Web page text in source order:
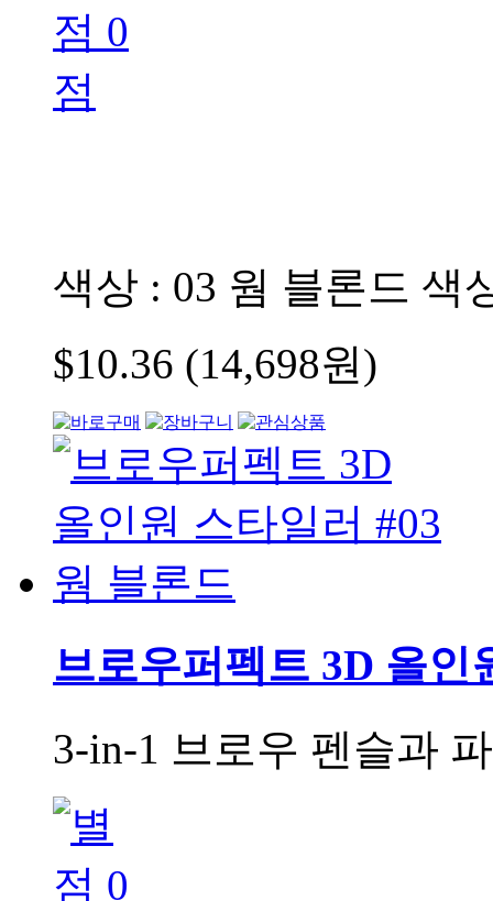
색상 : 03 웜 블론드 색
$10.36 (14,698원)
브로우퍼펙트 3D 올인
3-in-1 브로우 펜슬과